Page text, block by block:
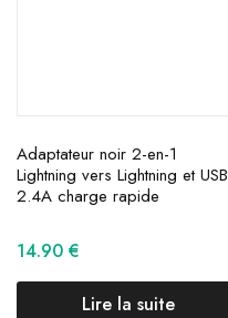
Adaptateur noir 2-en-1
Lightning vers Lightning et USB
2.4A charge rapide
14.90 €
Lire la suite